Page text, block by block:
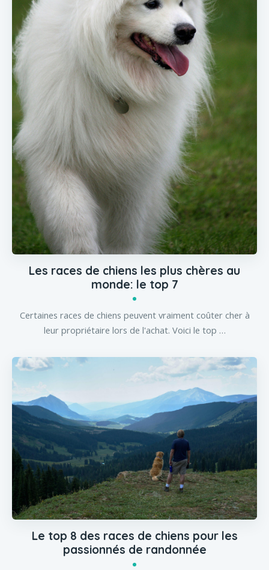
Les races de chiens les plus chères au
monde: le top 7
Certaines races de chiens peuvent vraiment coûter cher à
leur propriétaire lors de l'achat. Voici le top …
Le top 8 des races de chiens pour les
passionnés de randonnée